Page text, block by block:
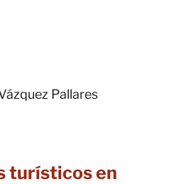
Pallares
turísticos en